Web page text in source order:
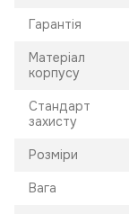
Гарантія
Матеріал
корпусу
Стандарт
захисту
Розміри
Вага